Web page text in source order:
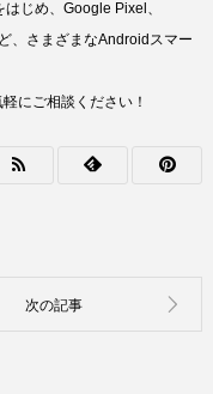
じめ、Google Pixel、
、さまざまなAndroidスマー
にご相談ください！